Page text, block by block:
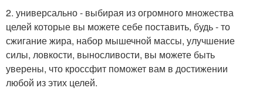
2. универсально - выбирая из огромного множества
целей которые вы можете себе поставить, будь - то
сжигание жира, набор мышечной массы, улучшение
силы, ловкости, выносливости, вы можете быть
уверены, что кроссфит поможет вам в достижении
любой из этих целей.